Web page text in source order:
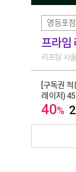
영등포점
프라임
리프팅 시
[구독권
레이저)
40%